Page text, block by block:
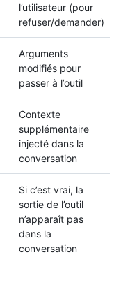
l’utilisateur (pour
refuser/demander)
Arguments
modifiés pour
passer à l’outil
Contexte
supplémentaire
injecté dans la
conversation
Si c’est vrai, la
sortie de l’outil
n’apparaît pas
dans la
conversation